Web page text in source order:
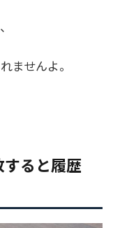
ませんよ。
ると履歴